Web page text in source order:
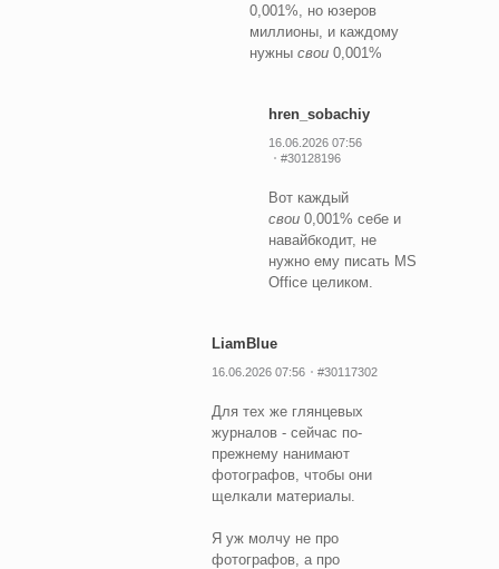
0,001%, но юзеров
миллионы, и каждому
нужны свои 0,001%
hren_sobachiy
16.06.2026 07:56
#30128196
Вот каждый
свои 0,001% себе и
навайбкодит, не
нужно ему писать MS
Office целиком.
LiamBlue
16.06.2026 07:56 #30117302
Для тех же глянцевых
журналов - сейчас по-
прежнему нанимают
фотографов, чтобы они
щелкали материалы.
Я уж молчу не про
фотографов, а про